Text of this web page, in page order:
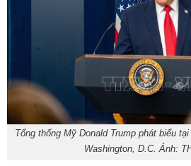
Tổng thống Mỹ Donald Trump phát biểu
Washington, D.C. Ảnh: